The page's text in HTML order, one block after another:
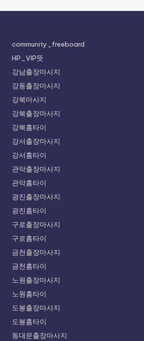
community_freeboard
HP_VIP뜻
강남출장마사지
강동출장마사지
강북마사지
강북출장마사지
강북홈타이
강서출장마사지
강서홈타이
관악출장마사지
관악홈타이
광진출장마사지
광진홈타이
구로출장마사지
구로홈타이
금천출장마사지
금천홈타이
노원출장마사지
노원홈타이
도봉출장마사지
도봉홈타이
동대문출장마사지